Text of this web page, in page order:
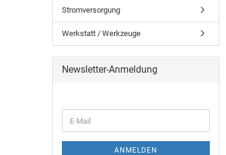
Stromversorgung
Werkstatt / Werkzeuge
Newsletter-Anmeldung
ANMELDEN